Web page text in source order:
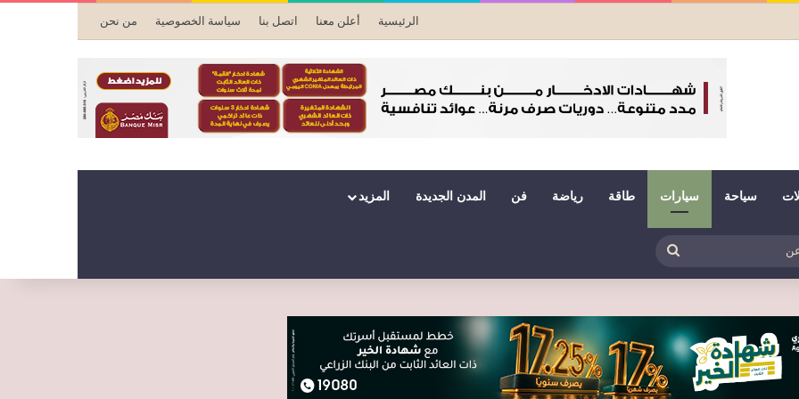
الرئيسية أعلن معنا اتصل بنا سياسة الخصوصية من نحن
سياحة سيارات طاقة رياضة فن المدن الجديدة المزيد
عن